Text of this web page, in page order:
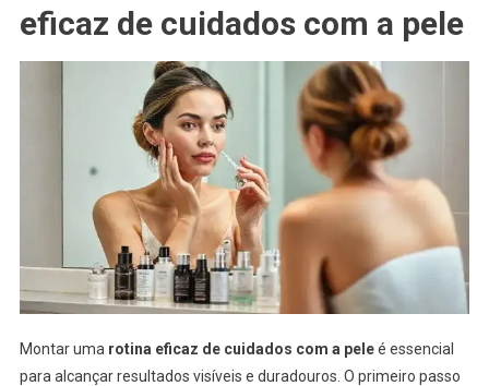
eficaz de cuidados com a pele
Montar uma rotina eficaz de cuidados com a peleé essencial
para alcançar resultados visíveis e duradouros. O primeiro passo